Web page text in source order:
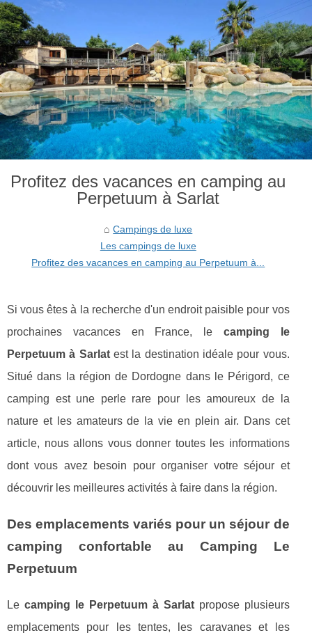
Profitez des vacances en camping au
Perpetuum à Sarlat
Campings de luxe
Les campings de luxe
Profitez des vacances en camping au Perpetuum à...
Si vous êtes à la recherche d'un endroit paisible pour vos
prochaines vacances en France, le camping le
Perpetuum à Sarlatest la destination idéale pour vous.
Situé dans la région de Dordogne dans le Périgord, ce
camping est une perle rare pour les amoureux de la
nature et les amateurs de la vie en plein air. Dans cet
article, nous allons vous donner toutes les informations
dont vous avez besoin pour organiser votre séjour et
découvrir les meilleures activités à faire dans la région.
Des emplacements variés pour un séjour de
camping confortable au Camping Le
Perpetuum
Le camping le Perpetuum à Sarlatpropose plusieurs
emplacements pour les tentes, les caravanes et les